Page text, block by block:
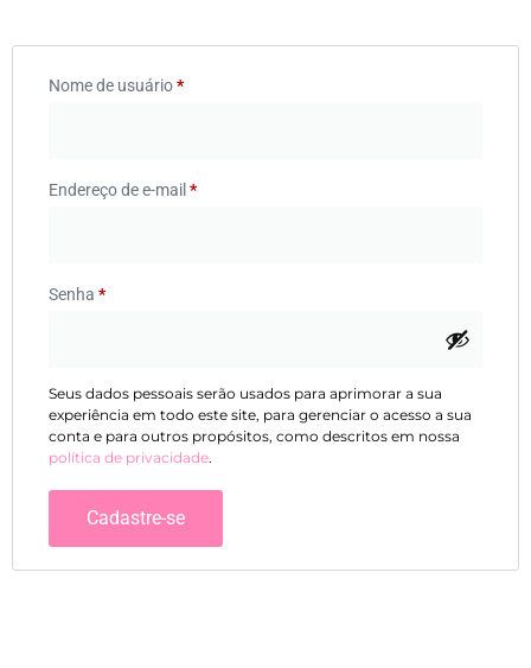
Nome de usuário*
Endereço de e-mail *
Senha *
Seus dados pessoais serão usados para aprimorar a sua
experiência em todo este site, para gerenciar o acesso a sua
conta e para outros propósitos, como descritos em nossa
política de privacidade.
Cadastre-se